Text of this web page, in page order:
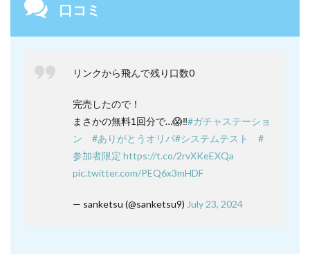
口コミ
リンクから飛んで残り口数0
完売したので！
まさかの無料1回分で…😱‼️#ガチャステーショ
ン
#ありがとうオリパ#システムテスト
#
参加者限定 https://t.co/2rvXKeEXQa
pic.twitter.com/PEQ6x3mHDF
— sanketsu (@sanketsu9) July 23, 2024